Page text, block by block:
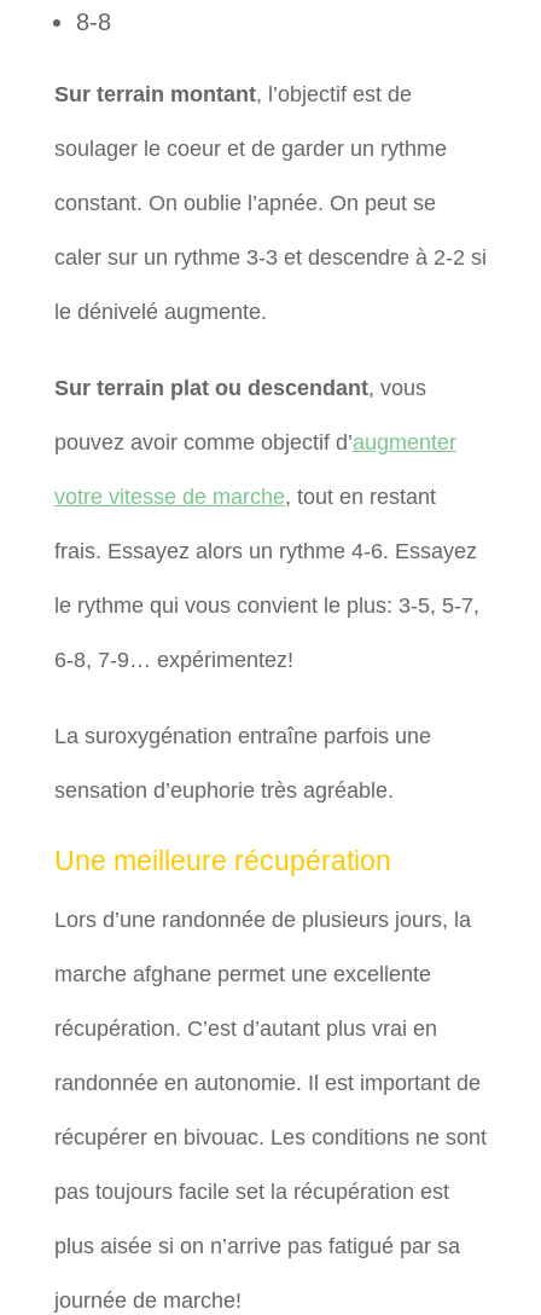
8-8
Sur terrain montant, l’objectif est de
soulager le coeur et de garder un rythme
constant. On oublie l’apnée. On peut se
caler sur un rythme 3-3 et descendre à 2-2 si
le dénivelé augmente.
Sur terrain plat ou descendant, vous
pouvez avoir comme objectif d’augmenter
votre vitesse de marche, tout en restant
frais. Essayez alors un rythme 4-6. Essayez
le rythme qui vous convient le plus: 3-5, 5-7,
6-8, 7-9… expérimentez!
La suroxygénation entraîne parfois une
sensation d’euphorie très agréable.
Une meilleure récupération
Lors d’une randonnée de plusieurs jours, la
marche afghane permet une excellente
récupération. C’est d’autant plus vrai en
randonnée en autonomie. Il est important de
récupérer en bivouac. Les conditions ne sont
pas toujours facile set la récupération est
plus aisée si on n’arrive pas fatigué par sa
journée de marche!